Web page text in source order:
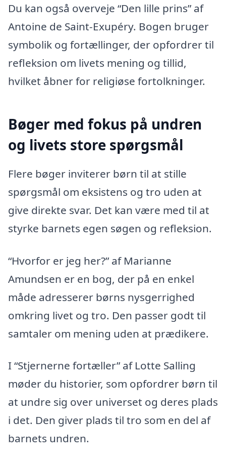
Du kan også overveje “Den lille prins” af
Antoine de Saint-Exupéry. Bogen bruger
symbolik og fortællinger, der opfordrer til
refleksion om livets mening og tillid,
hvilket åbner for religiøse fortolkninger.
Bøger med fokus på undren
og livets store spørgsmål
Flere bøger inviterer børn til at stille
spørgsmål om eksistens og tro uden at
give direkte svar. Det kan være med til at
styrke barnets egen søgen og refleksion.
“Hvorfor er jeg her?” af Marianne
Amundsen er en bog, der på en enkel
måde adresserer børns nysgerrighed
omkring livet og tro. Den passer godt til
samtaler om mening uden at prædikere.
I “Stjernerne fortæller” af Lotte Salling
møder du historier, som opfordrer børn til
at undre sig over universet og deres plads
i det. Den giver plads til tro som en del af
barnets undren.